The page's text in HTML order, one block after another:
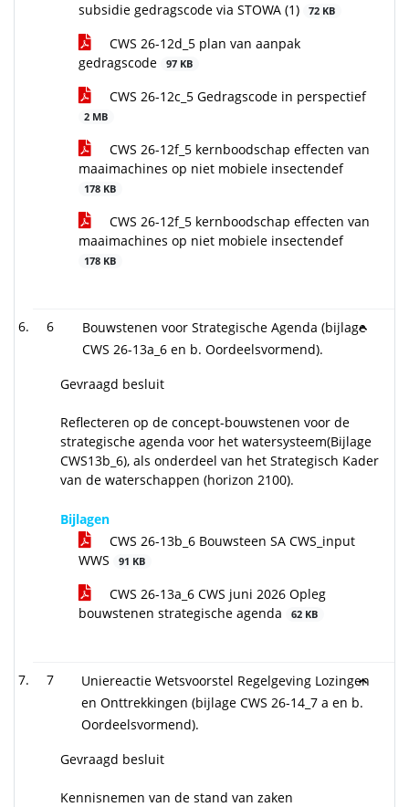
subsidie gedragscode via STOWA (1)
72 KB
CWS 26-12d_5 plan van aanpak
gedragscode
97 KB
CWS 26-12c_5 Gedragscode in perspectief
2 MB
CWS 26-12f_5 kernboodschap effecten van
maaimachines op niet mobiele insectendef
178 KB
CWS 26-12f_5 kernboodschap effecten van
maaimachines op niet mobiele insectendef
178 KB
6
Bouwstenen voor Strategische Agenda (bijlage
CWS 26-13a_6 en b. Oordeelsvormend).
Gevraagd besluit
Reflecteren op de concept-bouwstenen voor de
strategische agenda voor het watersysteem(Bijlage
CWS13b_6), als onderdeel van het Strategisch Kader
van de waterschappen (horizon 2100).
Bijlagen
CWS 26-13b_6 Bouwsteen SA CWS_input
WWS
91 KB
CWS 26-13a_6 CWS juni 2026 Opleg
bouwstenen strategische agenda
62 KB
7
Uniereactie Wetsvoorstel Regelgeving Lozingen
en Onttrekkingen (bijlage CWS 26-14_7 a en b.
Oordeelsvormend).
Gevraagd besluit
Kennisnemen van de stand van zaken